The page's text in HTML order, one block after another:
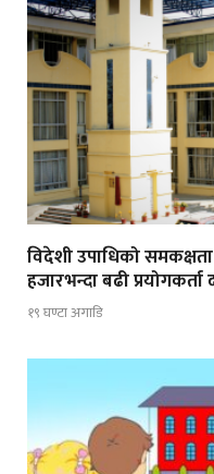
विदेशी उपाधिको
हजारभन्दा बढी प्रयोगकर्ता
१९ घण्टा अगाडि